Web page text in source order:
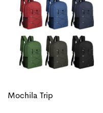
Mochila Trip